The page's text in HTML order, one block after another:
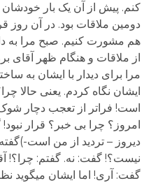
کنم. پیش از آن یک بار خودشان
دومین ملاقات بود. در آن روز
هم مشورت کنیم. صبح مرا به
از ملاقات و هنگام ظهر آقای
مرا برای دیدار با ایشان به
ایشان نگاه کردم. یعنی حالا
است! فراتر از تعجب دچار
امروز؟ چرا بی خبر؟ قرار
دیروز – تردید از من است-
نیست؟! گفت: نه. گفتم: چرا؟!
گفت: آری! اما ایشان